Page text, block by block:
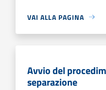
VAI ALLA PAGINA
Avvio del
separazione